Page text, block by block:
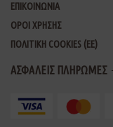
ΕΠΙΚΟΙΝΩΝΙΑ
ΟΡΟΙ ΧΡΗΣΗΣ
ΠΟΛΙΤΙΚΗ COOKIES (ΕΕ)
ΑΣΦΑΛΕΙΣ ΠΛΗΡΩΜΕΣ